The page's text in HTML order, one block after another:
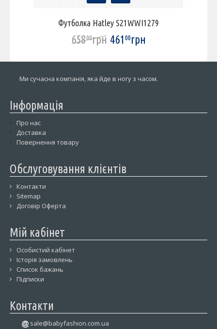
Футболка Hatley S21WWI1279
65800грн 46100грн
Ми сучасна компанія, яка йде в ногу з часом.
Інформація
Про нас
Доставка
Повернення товару
Обслуговування клієнтів
Контакти
Sitemap
Договір Оферта
Мій кабінет
Особистий кабінет
Історія замовлень
Список бажань
Підписки
Контакти
sale@babyfashion.com.ua